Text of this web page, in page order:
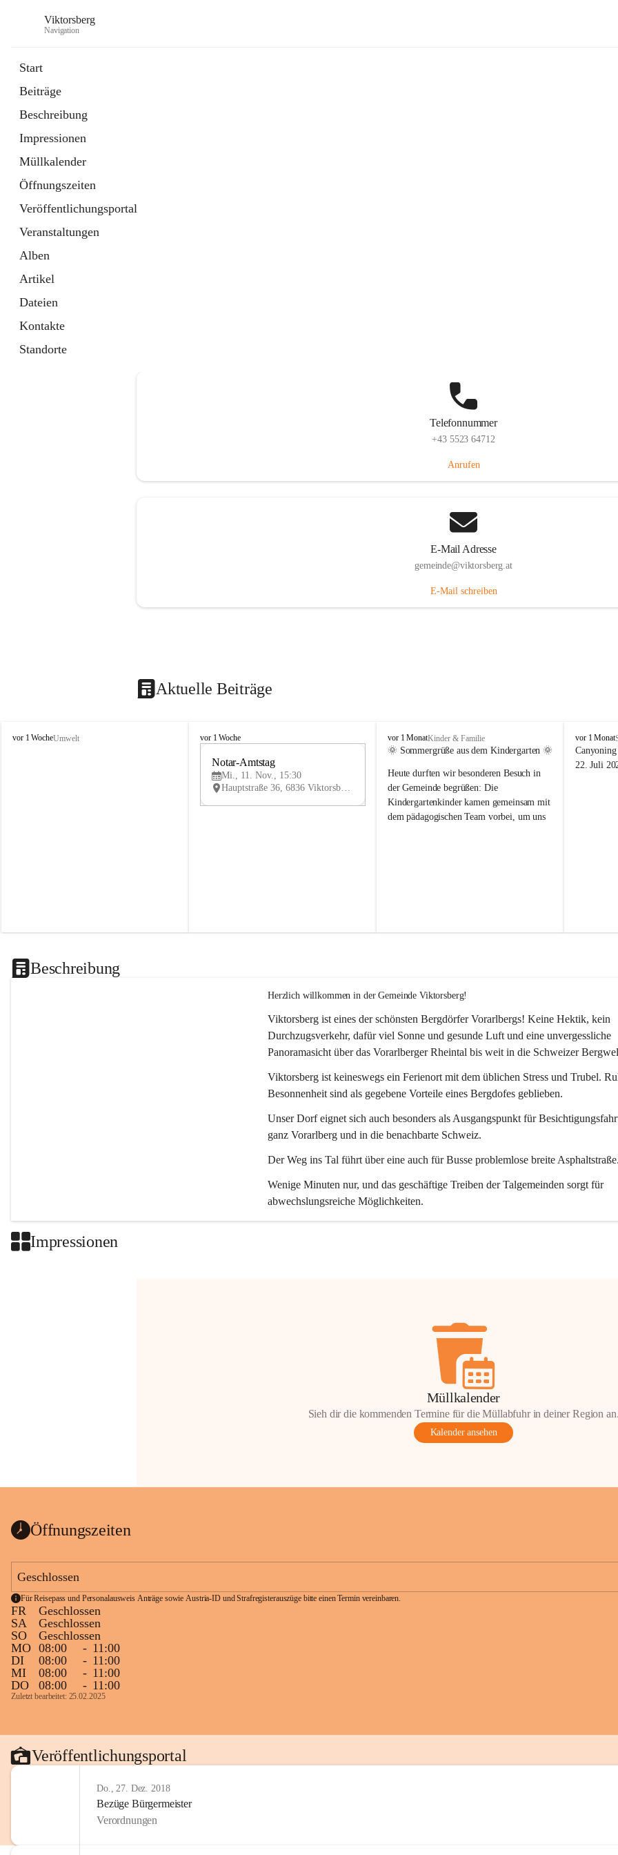
Viktorsberg
Navigation
Start
Beiträge
Beschreibung
Impressionen
Müllkalender
Öffnungszeiten
Veröffentlichungsportal
Veranstaltungen
Alben
Artikel
Dateien
Kontakte
Standorte
Telefonnummer
+43 5523 64712
Anrufen
E-Mail Adresse
gemeinde@viktorsberg.at
E-Mail schreiben
Aktuelle Beiträge
V
vor 1 WocheUmwelt
V
vor 1 Woche
V
Notar-Amtstag
Mi., 11. Nov., 15:30
Hauptstraße 36, 6836 Viktorsberg, AUT
V
i
t
o
r
s
vor 1 MonatKinder & Familie
🌞 Sommergrüße aus dem Kindergarten 🌞
Heute durften wir besonderen Besuch in
der Gemeinde begrüßen: Die
Kindergartenkinder kamen gemeinsam mit
dem pädagogischen Team vorbei, um uns
V
i
k
vor 1 Monat
22. Juli
Beschreibung
Herzlich willkommen in der Gemeinde Viktorsberg!
Viktorsberg ist eines der schönsten Bergdörfer Vorarlbergs! Keine Hektik, kein
Durchzugsverkehr, dafür viel Sonne und gesunde Luft und eine unvergessliche
Panoramasicht über das Vorarlberger Rheintal bis weit in die Schweizer
Viktorsberg ist keineswegs ein Ferienort mit dem üblichen Stress und Trubel.
Besonnenheit sind als gegebene Vorteile eines Bergdofes geblieben.
Unser Dorf eignet sich auch besonders als Ausgangspunkt für
ganz Vorarlberg und in die benachbarte Schweiz.
Der Weg ins Tal führt über eine auch für Busse problemlose breite
Wenige Minuten nur, und das geschäftige Treiben der Talgemeinden sorgt für
abwechslungsreiche Möglichkeiten.
Impressionen
Müllkalender
Sieh dir die kommenden Termine für die Müllabfuhr in deiner Region
Kalender ansehen
Öffnungszeiten
Geschlossen
Für Reisepass und Personalausweis Anträge sowie Austria-ID und Strafregisterauszüge bitte einen Termin vereinbaren.
FR
Geschlossen
SA
Geschlossen
SO
Geschlossen
MO 08:00 - 11:00
DI
08:00 - 11:00
MI
08:00 - 11:00
DO
08:00 - 11:00
Zuletzt bearbeitet: 25.02.2025
Veröffentlichungsportal
Do., 27. Dez. 2018
Bezüge Bürgermeister
Verordnungen